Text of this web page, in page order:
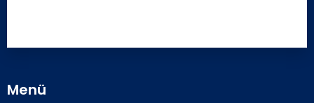
Menü